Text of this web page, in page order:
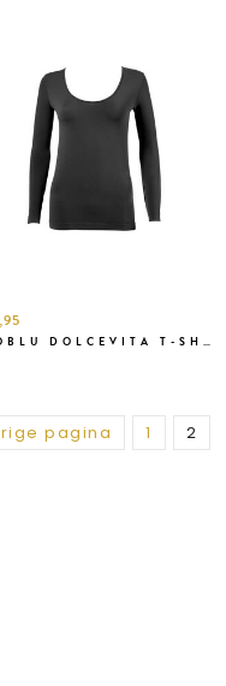
OROBLU DOLCEVITA T-SHIRT LONG SLEEVE BLACK
pagina 1 2